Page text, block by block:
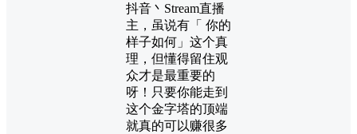
抖音丶Stream直播
主，虽说有「 你的
样子如何」这个真
理，但懂得留住观
众才是最重要的
呀！只要你能走到
这个金字塔的顶端
就真的可以赚很多